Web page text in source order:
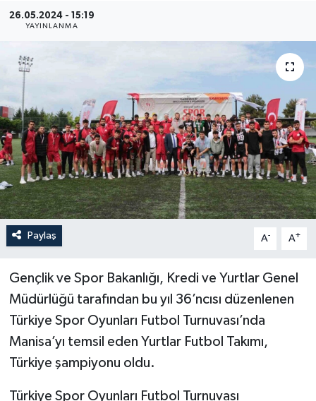
26.05.2024 - 15:19
YAYINLANMA
Paylaş A- A+
Gençlik ve Spor Bakanlığı, Kredi ve Yurtlar Genel
Müdürlüğü tarafından bu yıl 36’ncısı düzenlenen
Türkiye Spor Oyunları Futbol Turnuvası’nda
Manisa’yı temsil eden Yurtlar Futbol Takımı,
Türkiye şampiyonu oldu.
Türkiye Spor Oyunları Futbol Turnuvası
YEREL